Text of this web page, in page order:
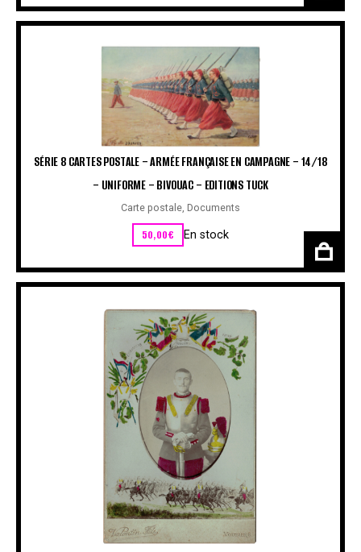
SÉRIE 8 CARTES POSTALE – ARMÉE FRANÇAISE EN CAMPAGNE – 14/18
– UNIFORME – BIVOUAC – EDITIONS TUCK
Carte postale, Documents
50,00€ En stock